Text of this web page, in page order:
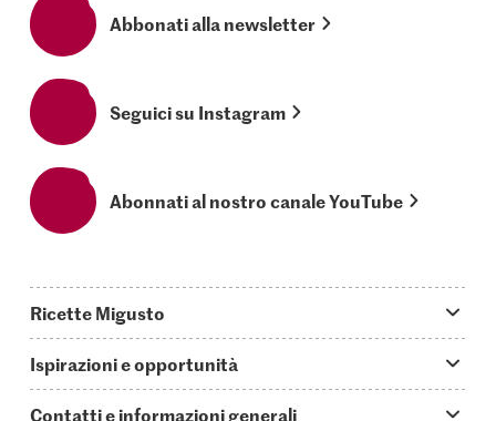
Abbonati alla newsletter
Seguici su Instagram
Abonnati al nostro canale YouTube
Ricette Migusto
Oggi cucino
Ispirazioni e opportunità
Contatti e informazioni generali